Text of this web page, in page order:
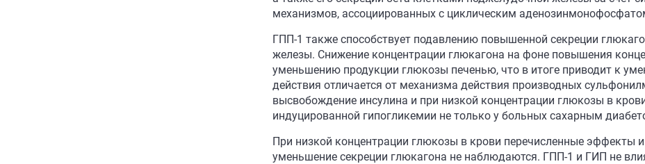
механизмов, ассоциированных с циклическим
ГПП-1 также способствует подавлению повышенной секреции
железы. Снижение концентрации глюкагона на фоне повышения
уменьшению продукции глюкозы печенью, что в итоге приводит к
действия отличается от механизма действия производных
высвобождение инсулина и при низкой концентрации глюкозы в
индуцированной гипогликемии не только у больных сахарным
При низкой концентрации глюкозы в крови перечисленные эффекты
уменьшение секреции глюкагона не наблюдаются. ГПП-1 и ГИП не